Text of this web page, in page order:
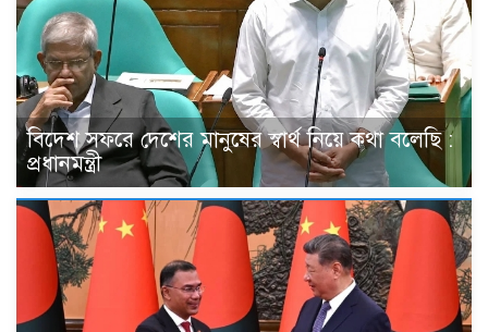
বিদেশ সফরে দেশের মানুষের স্বার্থ নিয়ে কথা বলেছি :
প্রধানমন্ত্রী